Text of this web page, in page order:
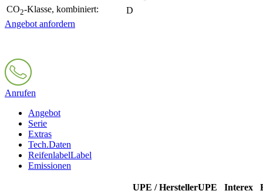
CO2-Klasse, kombiniert:
D
Angebot anfordern
Anrufen
Angebot
Serie
Extras
Tech.Daten
ReifenlabelLabel
Emissionen
UPE / HerstellerUPE Interex